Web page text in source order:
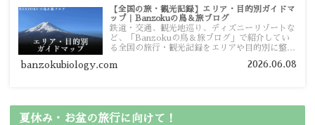
【全国の旅・観光記録】エリア・目的別ガイドマ
ップ｜Banzokuの鳥＆旅ブログ
鉄道・交通、観光地巡り、ディズニーリゾートな
ど、「Banzokuの鳥＆旅ブログ」で紹介してい
る全国の旅行・観光記録をエリアや目的別に整理
ガイドマップからスムーズに見つけていただけま
banzokubiology.com 2026.06.08
夏休み・お盆の旅行に向けて！